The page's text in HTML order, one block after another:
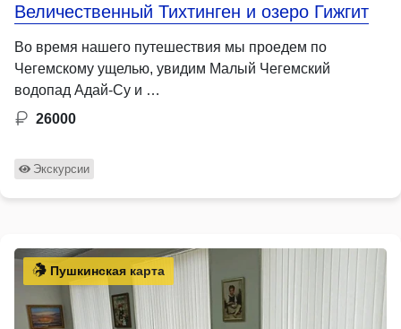
Величественный Тихтинген и озеро Гижгит
Во время нашего путешествия мы проедем по
Чегемскому ущелью, увидим Малый Чегемский
водопад Адай-Су и …
26000
Экскурсии
Пушкинская карта